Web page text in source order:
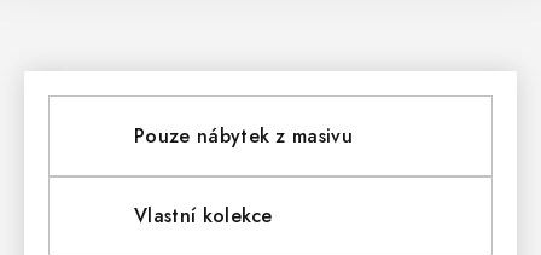
Pouze nábytek z masivu
Vlastní kolekce